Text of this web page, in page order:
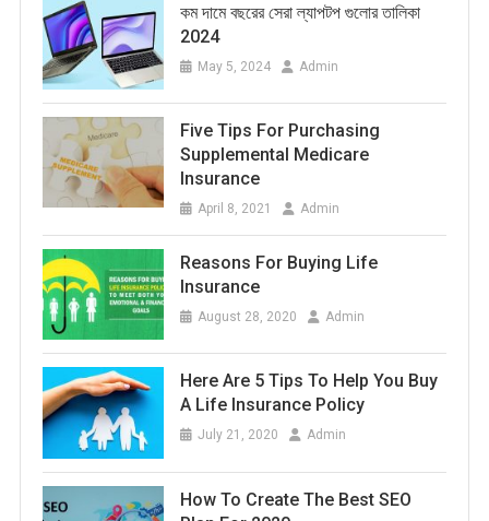
কম দামে বছরের সেরা ল্যাপটপ গুলোর তালিকা
2024
May 5, 2024 Admin
Five Tips For Purchasing
Supplemental Medicare
Insurance
April 8, 2021 Admin
Reasons For Buying Life
Insurance
August 28, 2020 Admin
Here Are 5 Tips To Help You Buy
A Life Insurance Policy
July 21, 2020 Admin
How To Create The Best SEO